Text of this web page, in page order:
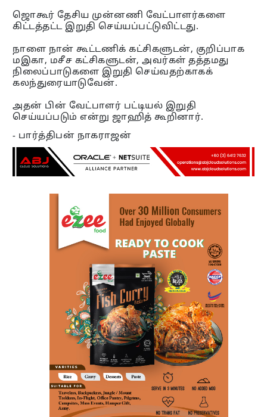
ஜொகூர் தேசிய முன்னணி வேட்பாளர்களை
கிட்டத்தட்ட இறுதி செய்யப்பட்டுவிட்டது.
நாளை நான் கூட்டணிக் கட்சிகளுடன், குறிப்பாக
மஇகா, மசீச கட்சிகளுடன், அவர்கள் தத்தமது
நிலைப்பாடுகளை இறுதி செய்வதற்காகக்
கலந்துரையாடுவேன்.
அதன் பின் வேட்பாளர் பட்டியல் இறுதி
செய்யப்படும் என்று ஜாஹித் கூறினார்.
- பார்த்திபன் நாகராஜன்